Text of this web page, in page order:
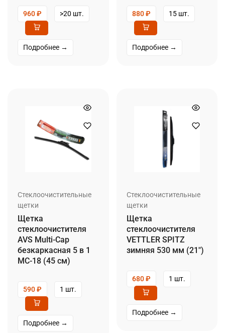
960₽ >20 шт.
Подробнее →
880₽ 15 шт.
Подробнее →
Стеклоочистительные
щетки
Щетка
стеклоочистителя
AVS Multi-Cap
безкаркасная 5 в 1
MC-18 (45 см)
590₽ 1 шт.
Подробнее →
Стеклоочистительные
щетки
Щетка
стеклоочистителя
VETTLER SPITZ
зимняя 530 мм (21″)
680₽ 1 шт.
Подробнее →